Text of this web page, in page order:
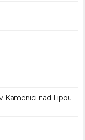
Kamenici nad Lipou